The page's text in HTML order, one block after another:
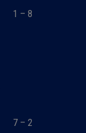
1 – 8
7 – 2